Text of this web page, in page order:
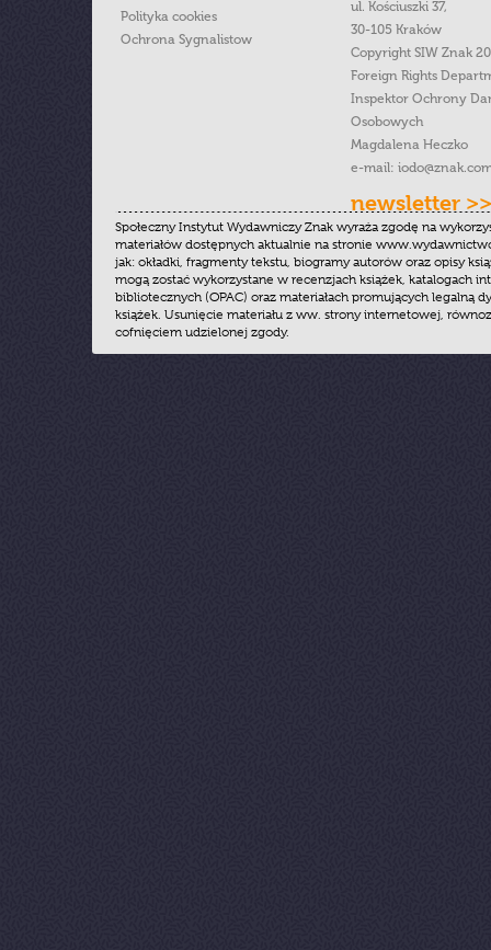
Polityka cookies
Ochrona Sygnalistow
ul. Kościuszki 37,
30-105 Kraków
Copyright SIW Znak
Foreign Rights
Inspektor Ochrony
Osobowych
Magdalena Heczko
e-mail:
newsletter >>
Społeczny Instytut Wydawniczy Znak wyraża zgodę na
materiałów dostępnych aktualnie na stronie
jak: okładki, fragmenty tekstu, biogramy autorów oraz opisy
mogą zostać wykorzystane w recenzjach książek, katalogach
bibliotecznych (OPAC) oraz materiałach promujących legalną
książek. Usunięcie materiału z ww. strony internetowej,
cofnięciem udzielonej zgody.